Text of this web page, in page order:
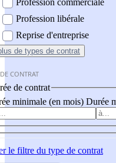
Profession commerciale
Profession libérale
Reprise d'entreprise
de types de contrat
CONTRAT
de contrat
minimale (en mois) Durée
le filtre du type de contrat